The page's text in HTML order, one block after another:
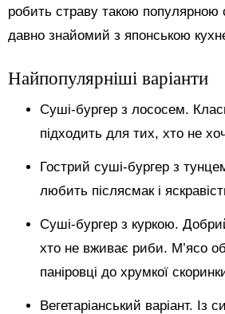
робить страву такою популярною
давно знайомий з японською
Найпопулярніші варіанти
Суші-бургер з лососем.
підходить для тих, хто не
Гострий суші-бургер з
любить післясмак і
Суші-бургер з куркою.
хто не вживає риби. М’ясо
паніровці до хрумкої
Вегетаріанський варіант. Із